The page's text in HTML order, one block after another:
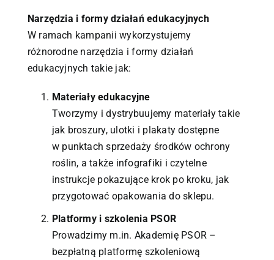
Narzędzia i formy działań edukacyjnych
W ramach kampanii wykorzystujemy
różnorodne narzędzia i formy działań
edukacyjnych takie jak:
Materiały edukacyjne
Tworzymy i dystrybuujemy materiały takie
jak broszury, ulotki i plakaty dostępne
w punktach sprzedaży środków ochrony
roślin, a także infografiki i czytelne
instrukcje pokazujące krok po kroku, jak
przygotować opakowania do sklepu.
Platformy i szkolenia PSOR
Prowadzimy m.in. Akademię PSOR –
bezpłatną platformę szkoleniową